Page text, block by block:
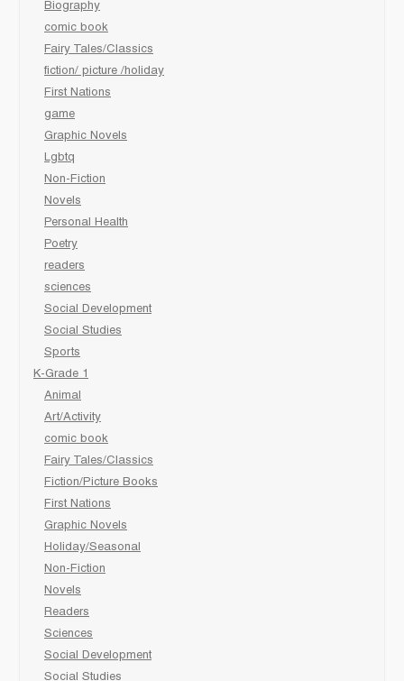
Biography
comic book
Fairy Tales/Classics
fiction/ picture /holiday
First Nations
game
Graphic Novels
Lgbtq
Non-Fiction
Novels
Personal Health
Poetry
readers
sciences
Social Development
Social Studies
Sports
K-Grade 1
Animal
Art/Activity
comic book
Fairy Tales/Classics
Fiction/Picture Books
First Nations
Graphic Novels
Holiday/Seasonal
Non-Fiction
Novels
Readers
Sciences
Social Development
Social Studies